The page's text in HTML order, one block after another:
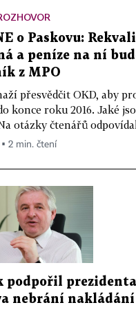
o Paskovu:
a peníze na ní
z MPO
přesvědčit OKD, aby
konce roku 2016. Jaké
otázky čtenářů
▪ 2 min. čtení
podpořil
nebrání nakládání